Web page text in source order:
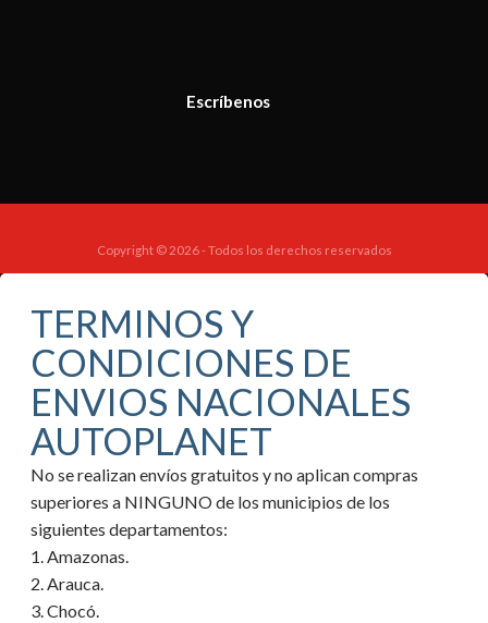
Escríbenos
Copyright © 2026 - Todos los derechos reservados
TERMINOS Y
CONDICIONES DE
ENVIOS NACIONALES
AUTOPLANET
No se realizan envíos gratuitos y no aplican compras
superiores a NINGUNO de los municipios de los
siguientes departamentos:
1. Amazonas.
2. Arauca.
3. Chocó.